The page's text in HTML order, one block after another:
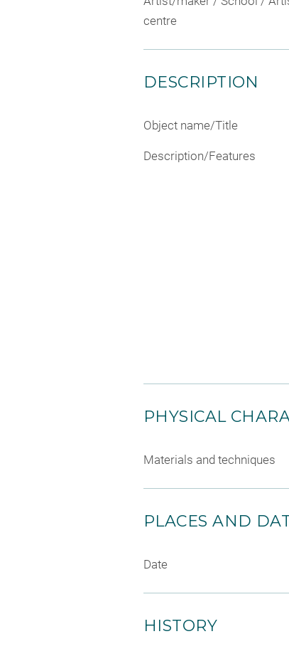
centre
DESCRIPTION
Object name/Title
Description/Features
PHYSICAL
Materials and techniques
PLACES AND
Date
HISTORY